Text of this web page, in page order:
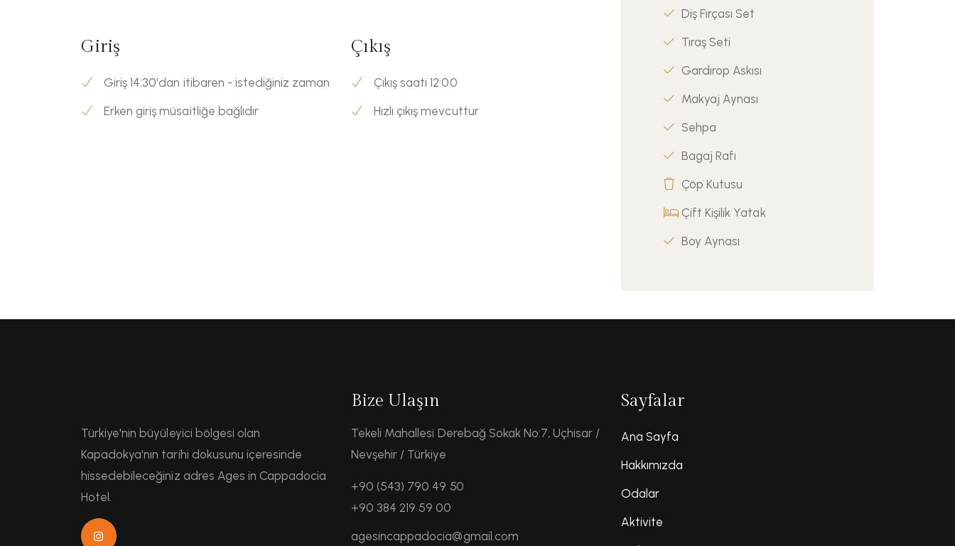
Giriş
Giriş 14:30'dan itibaren - istediğiniz zaman
Erken giriş müsaitliğe bağlıdır
Çıkış
Çıkış saati 12:00
Hızlı çıkış mevcuttur
Diş Fırçası Set
Tıraş Seti
Gardırop Askısı
Makyaj Aynası
Sehpa
Bagaj Rafı
Çöp Kutusu
Çift Kişilik Yatak
Boy Aynası
Türkiye'nin büyüleyici bölgesi olan
Kapadokya'nın tarihi dokusunu içeresinde
hissedebileceğiniz adres Ages in Cappadocia
Hotel.
Bize Ulaşın
Tekeli Mahallesi Derebağ Sokak No:7, Uçhisar /
Nevşehir / Türkiye
+90 (543) 790 49 50
+90 384 219 59 00
agesincappadocia@gmail.com
Sayfalar
Ana Sayfa
Hakkımızda
Odalar
Aktivite